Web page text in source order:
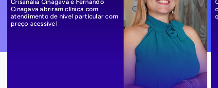
Crisanália Cinagava e Fernando
Cinagava abriram clínica com
atendimento de nível particular com
preço acessível